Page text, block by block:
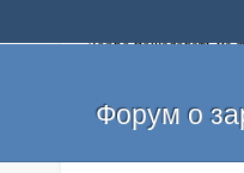
Добро пожаловать на
и оставлять свои
легкие деньги без
Форум о